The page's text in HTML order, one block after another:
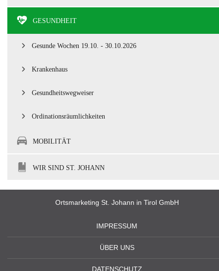
GESUNDHEIT
Gesunde Wochen 19.10. - 30.10.2026
Krankenhaus
Gesundheitswegweiser
Ordinationsräumlichkeiten
MOBILITÄT
WIR SIND ST. JOHANN
Ortsmarketing St. Johann in Tirol GmbH
IMPRESSUM
ÜBER UNS
DATENSCHUTZ